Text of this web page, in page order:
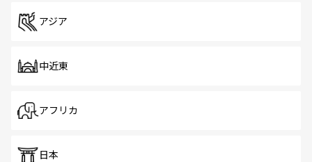
アジア
中近東
アフリカ
日本